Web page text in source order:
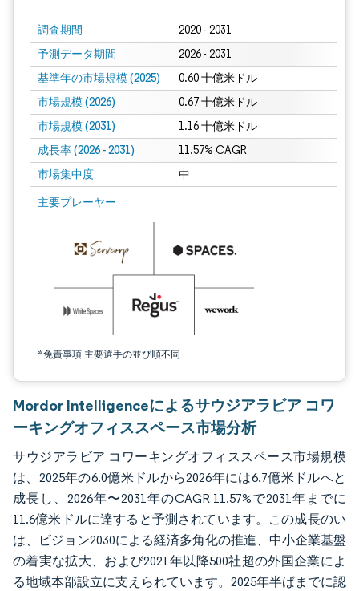
調査期間 2020 - 2031
予測データ期間 2026 - 2031
基準年の市場規模 (2025) 0.60 十億米ドル
市場規模 (2026) 0.67 十億米ドル
市場規模 (2031) 1.16 十億米ドル
成長率 (2026 - 2031) 11.57% CAGR
市場集中度 中
主要プレーヤー
*免責事項:主要選手の並び順不同
画像 © Mordor Intelligence。再利用にはCC BY 4.0の表示が必要です。
Mordor Intelligenceによるサウジアラビア コワ
ーキングオフィススペース市場分析
サウジアラビア コワーキングオフィススペース市場規模
は、2025年の6.0億米ドルから2026年には6.7億米ドルへと
成長し、2026年〜2031年のCAGR 11.57%で2031年までに
11.6億米ドルに達すると予測されています。この成長のい
は、ビジョン2030による経済多角化の推進、中小企業基盤
の着実な拡大、および2021年以降500社超の外国企業によ
る地域本部設立に支えられています。2025年半ばまでに認